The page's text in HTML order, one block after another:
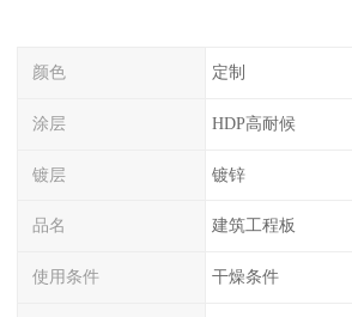
颜色 定制
涂层 HDP高耐候
镀层 镀锌
品名 建筑工程板
使用条件 干燥条件